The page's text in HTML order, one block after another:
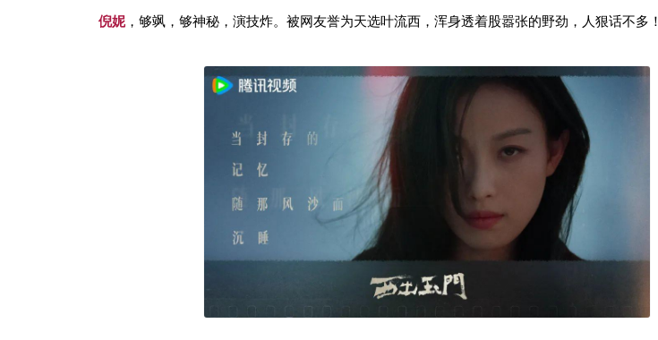
倪妮 ，够飒，够神秘，演技炸。被网友誉为天选叶流西，浑身透着股嚣张的野劲，人狠话不多！